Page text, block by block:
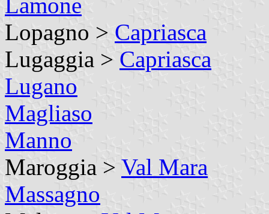
Lopagno > Capriasca
Lugaggia > Capriasca
Lugano
Magliaso
Manno
Maroggia > Val Mara
Massagno